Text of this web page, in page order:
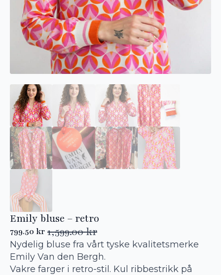
Emily bluse – retro
1,599.00kr
Opprinnelig
pris
var:
1,599.00 kr.
799.50 kr
Nåværende
pris
er:
799.50 kr.
Nydelig bluse fra vårt tyske kvalitetsmerke
Emily Van den Bergh.
Vakre farger i retro-stil. Kul ribbestrikk på